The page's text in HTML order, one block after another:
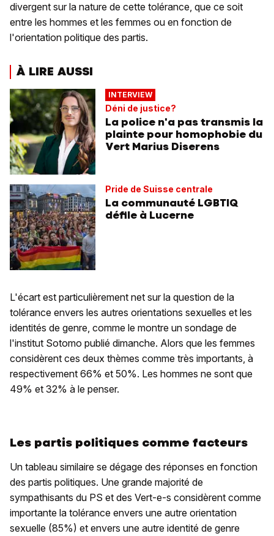
divergent sur la nature de cette tolérance, que ce soit
entre les hommes et les femmes ou en fonction de
l'orientation politique des partis.
À LIRE AUSSI
INTERVIEW
Déni de justice?
La police n'a pas transmis la
plainte pour homophobie du
Vert Marius Diserens
Pride de Suisse centrale
La communauté LGBTIQ
défile à Lucerne
L'écart est particulièrement net sur la question de la
tolérance envers les autres orientations sexuelles et les
identités de genre, comme le montre un sondage de
l'institut Sotomo publié dimanche. Alors que les femmes
considèrent ces deux thèmes comme très importants, à
respectivement 66% et 50%. Les hommes ne sont que
49% et 32% à le penser.
Les partis politiques comme facteurs
Un tableau similaire se dégage des réponses en fonction
des partis politiques. Une grande majorité de
sympathisants du PS et des Vert-e-s considèrent comme
importante la tolérance envers une autre orientation
sexuelle (85%) et envers une autre identité de genre